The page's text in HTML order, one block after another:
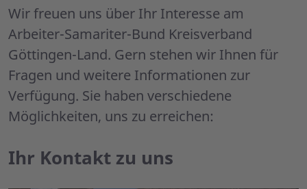
Wir freuen uns über Ihr Interesse am
Arbeiter-Samariter-Bund Kreisverband
Göttingen-Land. Gern stehen wir Ihnen für
Fragen und weitere Informationen zur
Verfügung. Sie haben verschiedene
Möglichkeiten, uns zu erreichen:
Ihr Kontakt zu uns